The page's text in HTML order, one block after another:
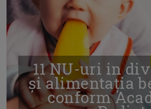
11 NU-uri in
și alimentația
conform